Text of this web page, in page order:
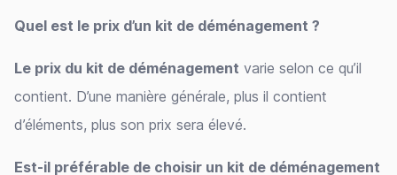
Quel est le prix d’un kit de déménagement ?
Le prix du kit de déménagement varie selon ce qu’il
contient. D’une manière générale, plus il contient
d’éléments, plus son prix sera élevé.
Est-il préférable de choisir un kit de déménagement